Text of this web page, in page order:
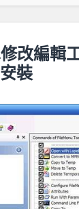
改編輯
裝